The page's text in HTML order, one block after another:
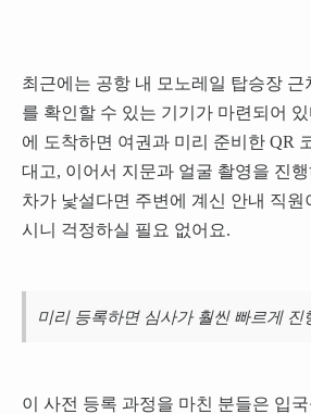
최근에는 공항 내 모노레일 탑승장 근
를 확인할 수 있는 기기가 마련되어 있
에 도착하면 여권과 미리 준비한 QR
대고, 이어서 지문과 얼굴 촬영을 진
차가 낯설다면 주변에 계신 안내 직원
시니 걱정하실 필요 없어요.
미리 등록하면 심사가 훨씬 빠르게 진
이 사전 등록 과정을 마친 분들은 입